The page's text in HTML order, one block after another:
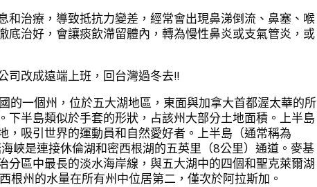
和治療，導致抵抗力變差，經常會出現鼻涕倒流、鼻塞、喉
底治好，會讓痰飲滯留體內，轉為慢性鼻炎或支氣管炎，或
司改成遠端上班，回台灣過冬去!!
一個州，位於五大湖地區，東面與加拿大首都渥太華的所
下半島類似於手套的形狀，占該州大部分土地面積。上半島
，吸引世界的運動員和自然愛好者。上半島（通常稱為
峽是連接休倫湖和密西根湖的五英里（8公里）通道。麥基
分區中最長的淡水海岸線，與五大湖中的四個和聖克萊爾湖
州的水量在所有州中位居第二，僅次於阿拉斯加。